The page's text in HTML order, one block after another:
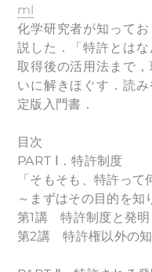
ml
化学研究者が知って
説した．「特許とは
取得後の活用法まで
いに解きほぐす．読
定版入門書．
目次
PART Ⅰ．特許制度
「そもそも、特許って
～まずはその目的を知
第1講 特許制度と発明
第2講 特許権以外の